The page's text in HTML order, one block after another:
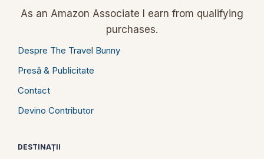
As an Amazon Associate I earn from qualifying
purchases.
Despre The Travel Bunny
Presă & Publicitate
Contact
Devino Contributor
DESTINAȚII